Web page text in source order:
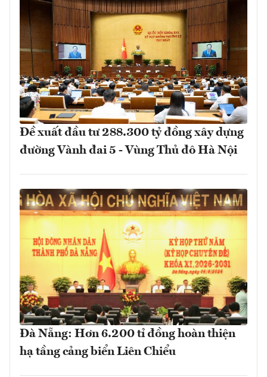
Đề xuất đầu tư 288.300 tỷ đồng xây dựng
đường Vành đai 5 - Vùng Thủ đô Hà Nội
Đà Nẵng: Hơn 6.200 tỉ đồng hoàn thiện
hạ tầng cảng biển Liên Chiểu